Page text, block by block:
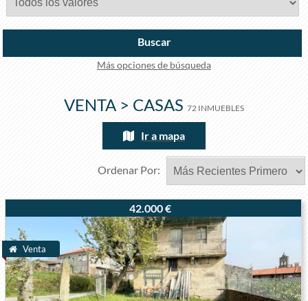
Buscar
Más opciones de búsqueda
VENTA > CASAS 72 INMUEBLES
Ir a mapa
Ordenar Por:
Venta
42.000 €